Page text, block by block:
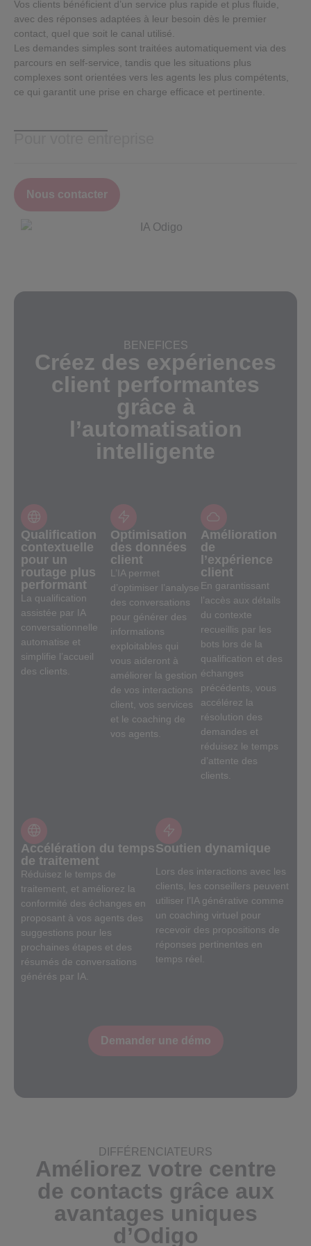
Vos clients bénéficient d’un service plus rapide et plus fluide,
avec des réponses adaptées à leur besoin dès le premier
contact, quel que soit le canal utilisé.
Les demandes simples sont traitées automatiquement via des
parcours en self-service, tandis que les situations plus
complexes sont orientées vers les agents les plus compétents,
ce qui garantit une prise en charge efficace et pertinente.
Nous contacter
BENEFICES
Créez des expériences
client performantes
grâce à
l’automatisation
intelligente
Qualification
contextuelle
pour un
routage plus
performant
La qualification
assistée par IA
conversationnelle
automatise et
simplifie l’accueil
des clients.
Optimisation
des données
client
L’IA permet
d’optimiser l’analyse
des conversations
pour générer des
informations
exploitables qui
vous aideront à
améliorer la gestion
de vos interactions
client, vos services
et le coaching de
vos agents.
Amélioration
de
l’expérience
client
En garantissant
l’accès aux détails
du contexte
recueillis par les
bots lors de la
qualification et des
échanges
précédents, vous
accélérez la
résolution des
demandes et
réduisez le temps
d’attente des
clients.
Accélération du temps
de traitement
Réduisez le temps de
traitement, et améliorez la
conformité des échanges en
proposant à vos agents des
suggestions pour les
prochaines étapes et des
résumés de conversations
générés par IA.
Soutien dynamique
Lors des interactions avec les
clients, les conseillers peuvent
utiliser l’IA générative comme
un coaching virtuel pour
recevoir des propositions de
réponses pertinentes en
temps réel.
Demander une démo
DIFFÉRENCIATEURS
Améliorez votre centre
de contacts grâce aux
avantages uniques
d’Odigo